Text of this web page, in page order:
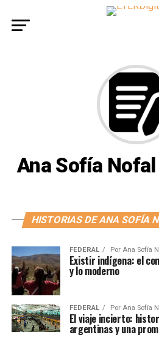
Ana Sofía
HISTORIAS DE ANA SOFÍA
FEDERAL Por Ana Sofía
Existir indígena: el
y lo moderno
FEDERAL Por Ana Sofía
El viaje incierto:
argentinas y una